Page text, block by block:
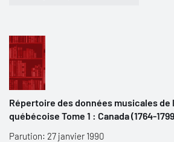
Répertoire des données musicales de
québécoise Tome 1 : Canada (1764-
Parution: 27 janvier 1990